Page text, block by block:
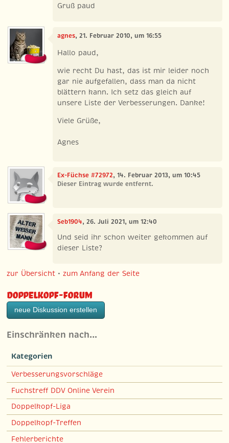
Gruß paud
agnes, 21. Februar 2010, um 16:55
Hallo paud,
wie recht Du hast, das ist mir leider noch
gar nie aufgefallen, dass man da nicht
blättern kann. Ich setz das gleich auf
unsere Liste der Verbesserungen. Danke!
Viele Grüße,
Agnes
Ex-Füchse #72972, 14. Februar 2013, um 10:45
Dieser Eintrag wurde entfernt.
Seb1904, 26. Juli 2021, um 12:40
Und seid ihr schon weiter gekommen auf
dieser Liste?
zur Übersicht •zum Anfang der Seite
Doppelkopf-Forum
neue Diskussion erstellen
Einschränken nach…
Kategorien
Verbesserungsvorschläge
Fuchstreff DDV Online Verein
Doppelkopf-Liga
Doppelkopf-Treffen
Fehlerberichte